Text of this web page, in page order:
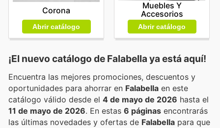
Corona
Abrir catálogo
Muebles Y
Accesorios
Abrir catálogo
¡El nuevo catálogo de Falabella ya está aquí!
Encuentra las mejores promociones, descuentos y
oportunidades para ahorrar en Falabella en este
catálogo válido desde el 4 de mayo de 2026 hasta el
11 de mayo de 2026 . En estas 6 páginas encontrarás
las últimas novedades y ofertas de Falabella para que